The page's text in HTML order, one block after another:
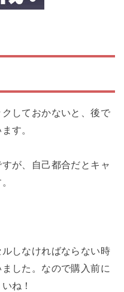
しておかないと、後で
す。
が、自己都合だとキャ
しなければならない時
した。なので購入前に
ね！